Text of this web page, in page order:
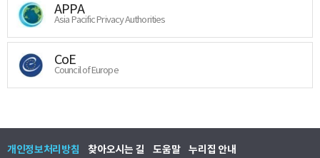
APPA
Asia Pacific Privacy Authorities
CoE
Council of Europe
개인정보처리방침 찾아오시는 길 도움말 누리집 안내